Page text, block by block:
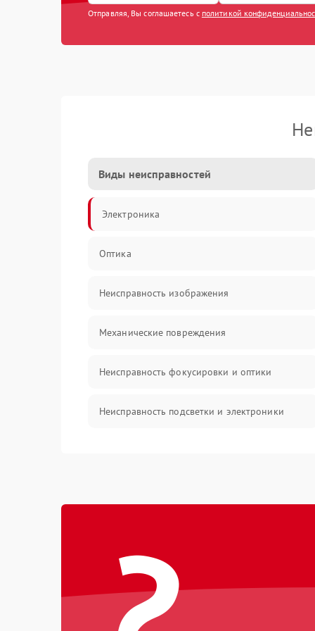
Отправляя, Вы соглашаетесь с политикой
Виды неисправностей
Электроника
Оптика
Неисправность изображения
Механические повреждения
Неисправность фокусировки и оптики
Неисправность подсветки и электроники
Управление
Корпус/Герметичность